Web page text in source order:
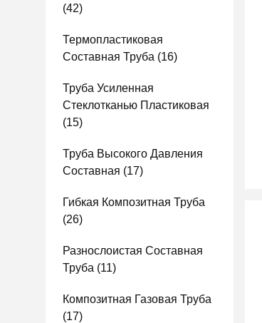
(42)
Термопластиковая
Составная Труба (16)
Труба Усиленная
Стеклотканью Пластиковая
(15)
Труба Высокого Давления
Составная (17)
Гибкая Композитная Труба
(26)
Разнослоистая Составная
Труба (11)
Композитная Газовая Труба
(17)